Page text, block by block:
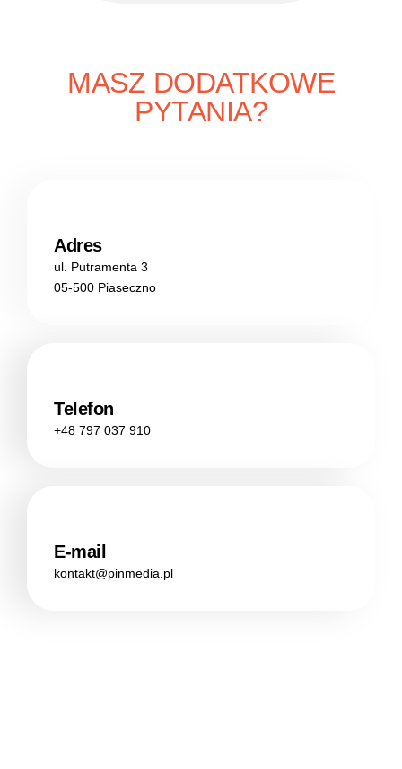
MASZ DODATKOWE
PYTANIA?
Adres
ul. Putramenta 3
05-500 Piaseczno
Telefon
+48 797 037 910
E-mail
kontakt@pinmedia.pl